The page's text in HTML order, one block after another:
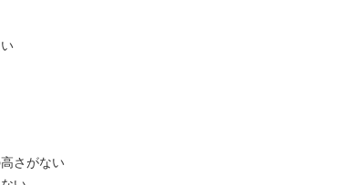
さがない